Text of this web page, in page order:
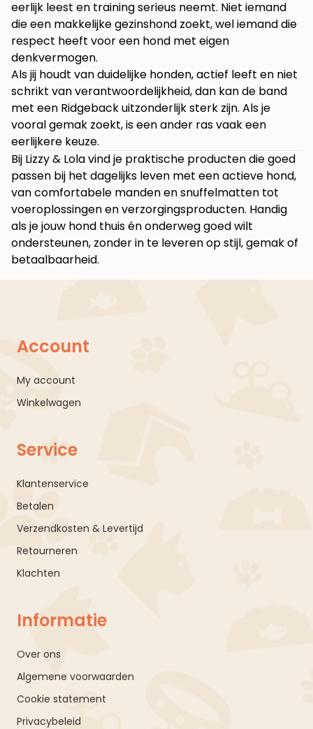
eerlijk leest en training serieus neemt. Niet iemand
die een makkelijke gezinshond zoekt, wel iemand die
respect heeft voor een hond met eigen
denkvermogen.
Als jij houdt van duidelijke honden, actief leeft en niet
schrikt van verantwoordelijkheid, dan kan de band
met een Ridgeback uitzonderlijk sterk zijn. Als je
vooral gemak zoekt, is een ander ras vaak een
eerlijkere keuze.
Bij Lizzy & Lolavind je praktische producten die goed
passen bij het dagelijks leven met een actieve hond,
van comfortabele manden en snuffelmatten tot
voeroplossingen en verzorgingsproducten. Handig
als je jouw hond thuis én onderweg goed wilt
ondersteunen, zonder in te leveren op stijl, gemak of
betaalbaarheid.
Account
My account
Winkelwagen
Service
Klantenservice
Betalen
Verzendkosten & Levertijd
Retourneren
Klachten
Informatie
Over ons
Algemene voorwaarden
Cookie statement
Privacybeleid